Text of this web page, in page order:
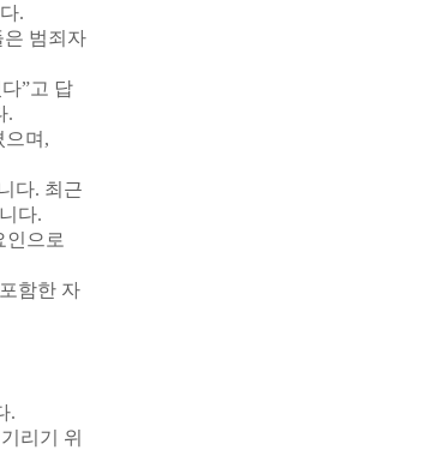
.
은 범죄자
”고 답
.
으며,
다. 최근
다.
인으로
함한 자
.
리기 위